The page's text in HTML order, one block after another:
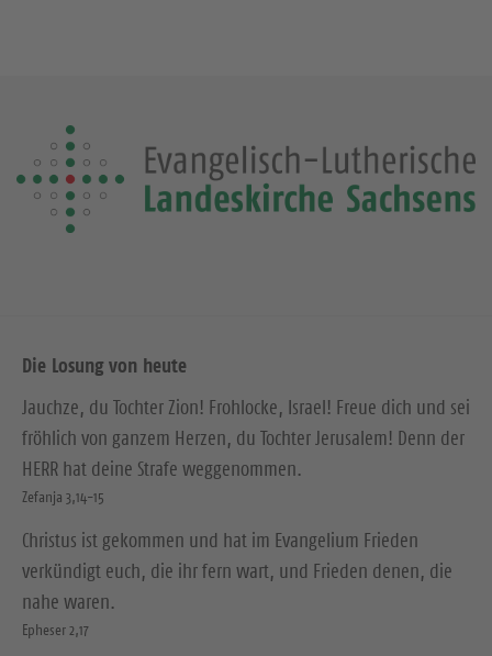
Die Losung von heute
Jauchze, du Tochter Zion! Frohlocke, Israel! Freue dich und sei
fröhlich von ganzem Herzen, du Tochter Jerusalem! Denn der
HERR hat deine Strafe weggenommen.
Zefanja 3,14-15
Christus ist gekommen und hat im Evangelium Frieden
verkündigt euch, die ihr fern wart, und Frieden denen, die
nahe waren.
Epheser 2,17